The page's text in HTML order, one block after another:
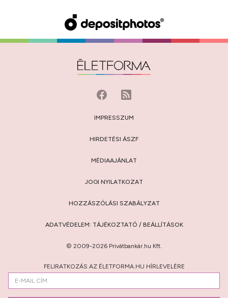
IMPRESSZUM
HIRDETÉSI ÁSZF
MÉDIAAJÁNLAT
JOGI NYILATKOZAT
HOZZÁSZÓLÁSI SZABÁLYZAT
ADATVÉDELEM: TÁJÉKOZTATÓ / BEÁLLÍTÁSOK
© 2009-2026 Privátbankár.hu Kft.
FELIRATKOZÁS AZ ÉLETFORMA.HU HÍRLEVELÉRE